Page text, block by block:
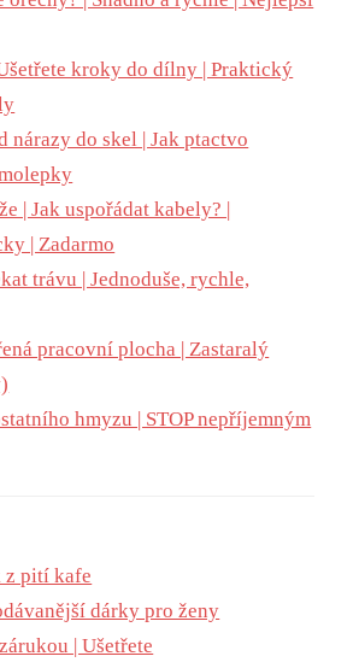
kroky do dílny | Praktický
nárazy do skel | Jak ptactvo
| Jak uspořádat kabely? |
| Zadarmo
trávu | Jednoduše, rychle,
pracovní plocha | Zastaralý
hmyzu | STOP nepříjemným
z pití kafe
dárky pro ženy
| Ušetřete